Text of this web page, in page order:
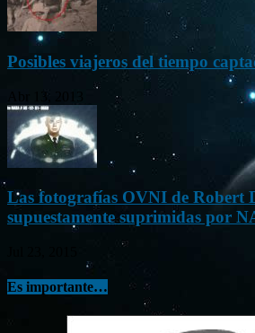
Posibles viajeros del tiempo
Las fotografías OVNI de Robert
supuestamente suprimidas por
Es importante…